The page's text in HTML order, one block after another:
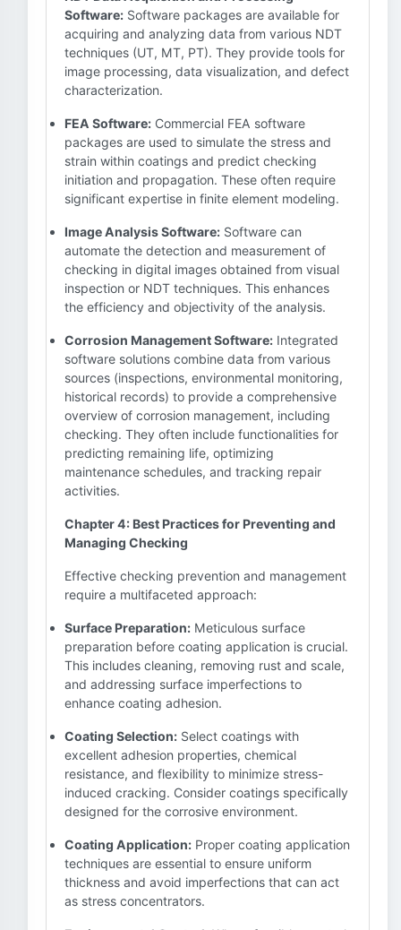
Software: Software packages are available for
acquiring and analyzing data from various NDT
techniques (UT, MT, PT). They provide tools for
image processing, data visualization, and defect
characterization.
FEA Software: Commercial FEA software
packages are used to simulate the stress and
strain within coatings and predict checking
initiation and propagation. These often require
significant expertise in finite element modeling.
Image Analysis Software: Software can
automate the detection and measurement of
checking in digital images obtained from visual
inspection or NDT techniques. This enhances
the efficiency and objectivity of the analysis.
Corrosion Management Software: Integrated
software solutions combine data from various
sources (inspections, environmental monitoring,
historical records) to provide a comprehensive
overview of corrosion management, including
checking. They often include functionalities for
predicting remaining life, optimizing
maintenance schedules, and tracking repair
activities.
Chapter 4: Best Practices for Preventing and
Managing Checking
Effective checking prevention and management
require a multifaceted approach:
Surface Preparation: Meticulous surface
preparation before coating application is crucial.
This includes cleaning, removing rust and scale,
and addressing surface imperfections to
enhance coating adhesion.
Coating Selection: Select coatings with
excellent adhesion properties, chemical
resistance, and flexibility to minimize stress-
induced cracking. Consider coatings specifically
designed for the corrosive environment.
Coating Application: Proper coating application
techniques are essential to ensure uniform
thickness and avoid imperfections that can act
as stress concentrators.